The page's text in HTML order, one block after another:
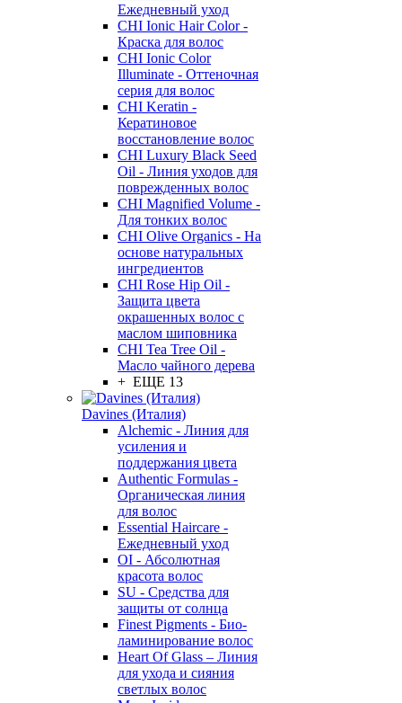
Ежедневный уход
CHI Ionic Hair Color -
Краска для волос
CHI Ionic Color
Illuminate - Оттеночная
серия для волос
CHI Keratin -
Кератиновое
восстановление волос
CHI Luxury Black Seed
Oil - Линия уходов для
поврежденных волос
CHI Magnified Volume -
Для тонких волос
CHI Olive Organics - На
основе натуральных
ингредиентов
CHI Rose Hip Oil -
Защита цвета
окрашенных волос с
маслом шиповника
CHI Tea Tree Oil -
Масло чайного дерева
+ ЕЩЕ 13
Davines (Италия)
Alchemic - Линия для
усиления и
поддержания цвета
Authentic Formulas -
Органическая линия
для волос
Essential Haircare -
Eжедневный уход
OI - Абсолютная
красота волос
SU - Средства для
защиты от солнца
Finest Pigments - Био-
ламинирование волос
Heart Of Glass – Линия
для ухода и сияния
светлых волос